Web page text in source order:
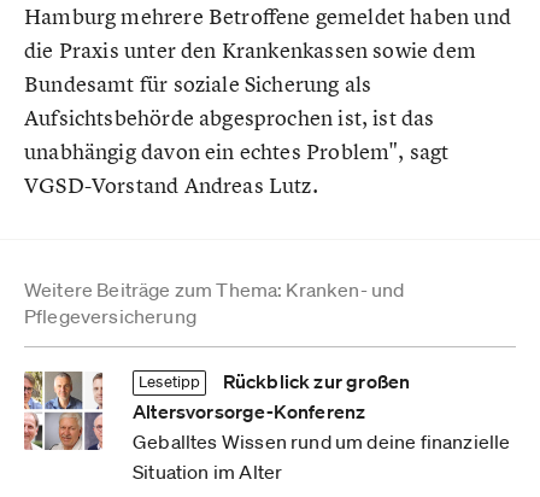
Hamburg mehrere Betroffene gemeldet haben und
die Praxis unter den Krankenkassen sowie dem
Bundesamt für soziale Sicherung als
Aufsichtsbehörde abgesprochen ist, ist das
unabhängig davon ein echtes Problem", sagt
VGSD-Vorstand Andreas Lutz.
Weitere Beiträge zum Thema: Kranken- und
Pflegeversicherung
Lesetipp
Rückblick zur großen
Altersvorsorge-Konferenz
Geballtes Wissen rund um deine finanzielle
Situation im Alter